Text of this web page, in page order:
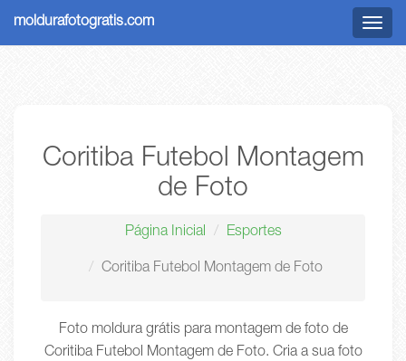
Menu
moldurafotogratis.com
Coritiba Futebol Montagem
de Foto
Página Inicial Esportes
Coritiba Futebol Montagem de Foto
Foto moldura grátis para montagem de foto de
Coritiba Futebol Montagem de Foto. Cria a sua foto